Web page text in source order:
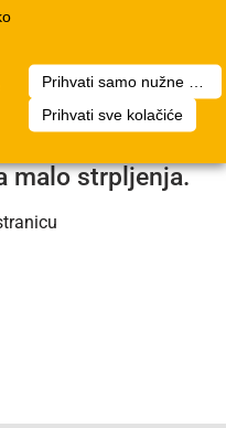
Prihvati sve kolačiće
pogreške. Naš
rješavanju
malo strpljenja.